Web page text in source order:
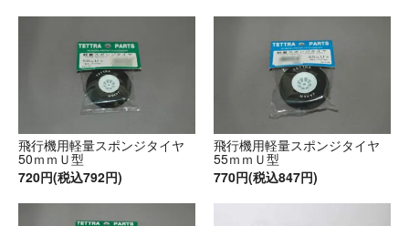
飛行機用軽量スポンジタイヤ
50ｍｍＵ型
720円(税込792円)
飛行機用軽量スポンジタイヤ
55ｍｍＵ型
770円(税込847円)